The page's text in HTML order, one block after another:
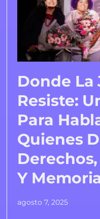
Donde
Resiste:
Para
Quienes
Y
agosto 7, 2025